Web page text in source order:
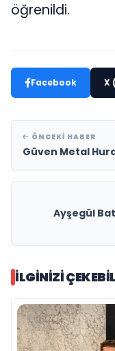
öğrenildi.
Facebook X
ÖNCEKI HABER
Güven Metal
Ayşegül
İLGINIZI